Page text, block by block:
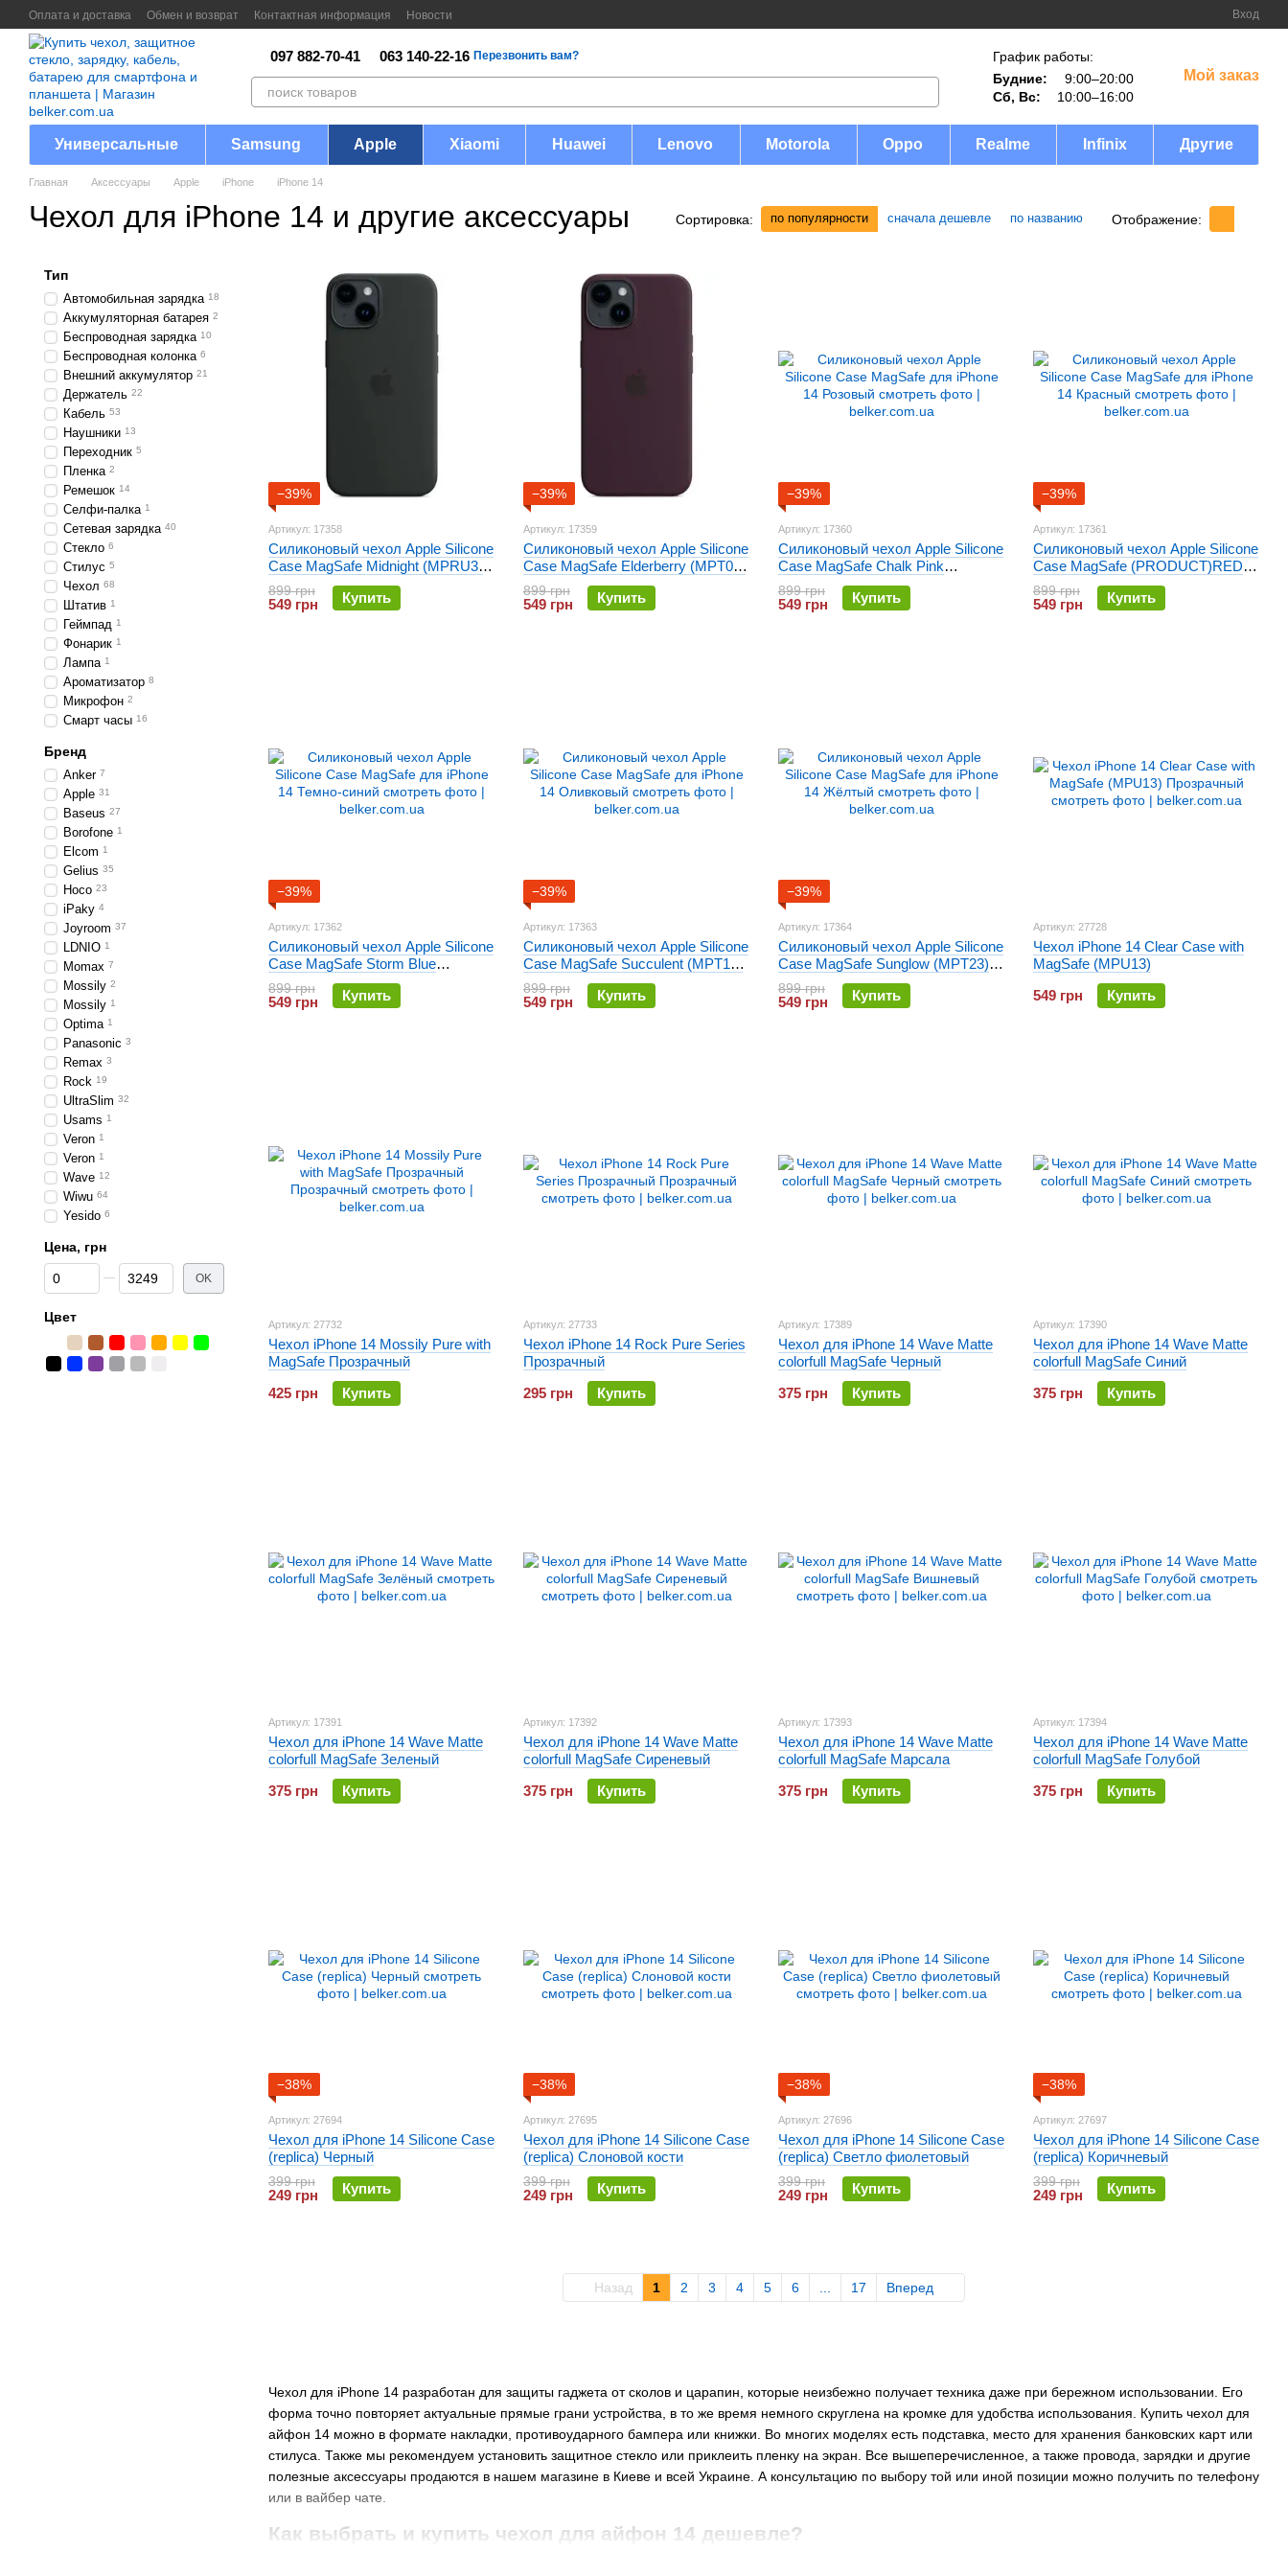
Перейти к основному контенту
Оплата и доставка Обмен и возврат Контактная информация Новости Вход
097 882-70-41 063 140-22-16 Перезвонить вам?
График работы:
Будние:
9:00–20:00
Сб, Вс:
10:00–16:00
Мой заказ
Универсальные Samsung Apple Xiaomi Huawei Lenovo Motorola Oppo Realme Infinix Другие
Главная Аксессуары Apple iPhone iPhone 14
Чехол для iPhone 14 и другие аксессуары Сортировка: по популярности сначала дешевле по названию Отображение:
Чехол для iPhone 14 разработан для защиты гаджета от сколов и царапин, которые неизбежно получает техника даже при бережном использовании. Его
форма точно повторяет актуальные прямые грани устройства, в то же время немного скруглена на кромке для удобства использования. Купить чехол для
айфон 14 можно в формате накладки, противоударного бампера или книжки. Во многих моделях есть подставка, место для хранения банковских карт или
стилуса. Также мы рекомендуем установить защитное стекло или приклеить пленку на экран. Все вышеперечисленное, а также провода, зарядки и другие
полезные аксессуары продаются в нашем магазине в Киеве и всей Украине. А консультацию по выбору той или иной позиции можно получить по телефону
или в вайбер чате.
Как выбрать и купить чехол для айфон 14 дешевле?
−39%
Артикул: 17358
Силиконовый чехол Apple Silicone
Case MagSafe Midnight (MPRU3)
для iPhone 14
899 грн
549 грн Купить
−39%
Артикул: 17359
Силиконовый чехол Apple Silicone
Case MagSafe Elderberry (MPT03)
для iPhone 14
899 грн
549 грн Купить
−39%
Артикул: 17360
Силиконовый чехол Apple Silicone
Case MagSafe Chalk Pink
(MPRX3) для iPhone 14
899 грн
549 грн Купить
−39%
Артикул: 17361
Силиконовый чехол Apple Silicone
Case MagSafe (PRODUCT)RED
(MPRW3) для iPhone 14
899 грн
549 грн Купить
−39%
Артикул: 17362
Силиконовый чехол Apple Silicone
Case MagSafe Storm Blue
(MPRV3) для iPhone 14
899 грн
549 грн Купить
−39%
Артикул: 17363
Силиконовый чехол Apple Silicone
Case MagSafe Succulent (MPT13)
для iPhone 14
899 грн
549 грн Купить
−39%
Артикул: 17364
Силиконовый чехол Apple Silicone
Case MagSafe Sunglow (MPT23)
для iPhone 14
899 грн
549 грн Купить
Артикул: 27728
Чехол iPhone 14 Clear Case with
MagSafe (MPU13)
549 грн
Купить
Артикул: 27732
Чехол iPhone 14 Mossily Pure with
MagSafe Прозрачный
425 грн
Купить
Артикул: 27733
Чехол iPhone 14 Rock Pure Series
Прозрачный
295 грн
Купить
Артикул: 17389
Чехол для iPhone 14 Wave Matte
colorfull MagSafe Черный
375 грн
Купить
Артикул: 17390
Чехол для iPhone 14 Wave Matte
colorfull MagSafe Синий
375 грн
Купить
Артикул: 17391
Чехол для iPhone 14 Wave Matte
colorfull MagSafe Зеленый
375 грн
Купить
Артикул: 17392
Чехол для iPhone 14 Wave Matte
colorfull MagSafe Сиреневый
375 грн
Купить
Артикул: 17393
Чехол для iPhone 14 Wave Matte
colorfull MagSafe Марсала
375 грн
Купить
Артикул: 17394
Чехол для iPhone 14 Wave Matte
colorfull MagSafe Голубой
375 грн
Купить
−38%
Артикул: 27694
Чехол для iPhone 14 Silicone Case
(replica) Черный
399 грн
249 грн Купить
−38%
Артикул: 27695
Чехол для iPhone 14 Silicone Case
(replica) Слоновой кости
399 грн
249 грн Купить
−38%
Артикул: 27696
Чехол для iPhone 14 Silicone Case
(replica) Светло фиолетовый
399 грн
249 грн Купить
−38%
Артикул: 27697
Чехол для iPhone 14 Silicone Case
(replica) Коричневый
399 грн
249 грн Купить
Назад 1 2 3 4 5 6 17 Вперед
Тип
Автомобильная зарядка 18
Аккумуляторная батарея 2
Беспроводная зарядка 10
Беспроводная колонка 6
Внешний аккумулятор 21
Держатель 22
Кабель 53
Наушники 13
Переходник 5
Пленка 2
Ремешок 14
Селфи-палка 1
Сетевая зарядка 40
Стекло 6
Стилус 5
Чехол 68
Штатив 1
Геймпад 1
Фонарик 1
Лампа 1
Ароматизатор 8
Микрофон 2
Смарт часы 16
Бренд
Anker 7
Apple 31
Baseus 27
Borofone 1
Elcom 1
Gelius 35
Hoco 23
iPaky 4
Joyroom 37
LDNIO 1
Momax 7
Mossily 2
Mossily 1
Optima 1
Panasonic 3
Remax 3
Rock 19
UltraSlim 32
Usams 1
Veron 1
Veron 1
Wave 12
Wiwu 64
Yesido 6
Цена, грн
От Цена, грн
До Цена, грн OK
Цвет